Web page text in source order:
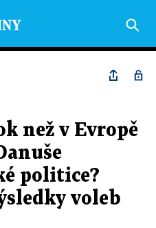
než v Evropě
politice?
voleb